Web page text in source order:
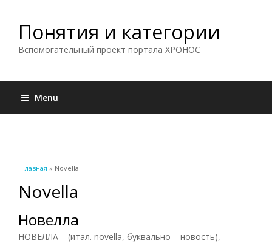
Понятия и категории
Вспомогательный проект портала ХРОНОС
Menu
Вы здесь
Главная » Novella
Novella
Новелла
НОВЕЛЛА – (итал. novella, буквально – новость),